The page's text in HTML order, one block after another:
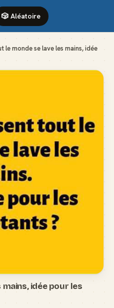
🎲 Aléatoire
le monde se lave les mains, idée
idée pour les